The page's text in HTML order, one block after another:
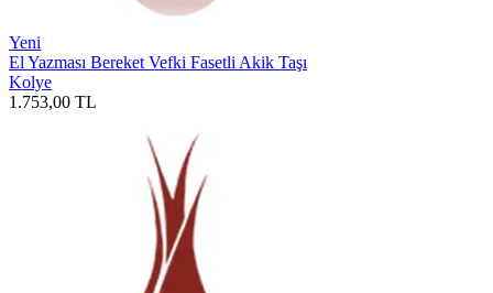
Yeni
El Yazması Bereket Vefki Fasetli Akik Taşı
Kolye
1.753,00 TL